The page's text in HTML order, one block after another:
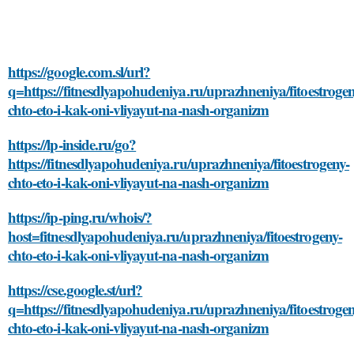
https://google.com.sl/url?
q=https://fitnesdlyapohudeniya.ru/uprazhneniya/
chto-eto-i-kak-oni-vliyayut-na-nash-organizm
https://lp-inside.ru/go?
https://fitnesdlyapohudeniya.ru/uprazhneniya/fitoestrogeny-
chto-eto-i-kak-oni-vliyayut-na-nash-organizm
https://ip-ping.ru/whois/?
host=fitnesdlyapohudeniya.ru/uprazhneniya/fitoestrogeny-
chto-eto-i-kak-oni-vliyayut-na-nash-organizm
https://cse.google.st/url?
q=https://fitnesdlyapohudeniya.ru/uprazhneniya/
chto-eto-i-kak-oni-vliyayut-na-nash-organizm